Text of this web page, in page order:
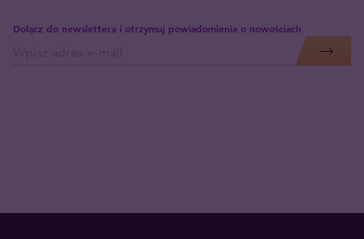
Dołącz do newslettera i otrzymuj powiadomienia o nowościach